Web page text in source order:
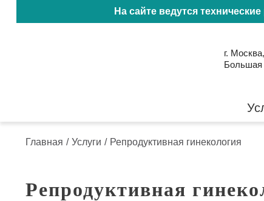
На сайте ведутся
г. Москва,
Большая
Главная / Услуги / Репродуктивная гинекология
Репродуктивная